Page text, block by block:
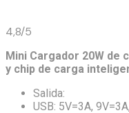
4,8/5
Mini Cargador 20W de
y chip de carga
Salida:
USB: 5V=3A,